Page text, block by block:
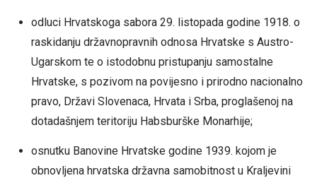
odluci Hrvatskoga sabora 29. listopada godine 1918. o
raskidanju državnopravnih odnosa Hrvatske s Austro-
Ugarskom te o istodobnu pristupanju samostalne
Hrvatske, s pozivom na povijesno i prirodno nacionalno
pravo, Državi Slovenaca, Hrvata i Srba, proglašenoj na
dotadašnjem teritoriju Habsburške Monarhije;
osnutku Banovine Hrvatske godine 1939. kojom je
obnovljena hrvatska državna samobitnost u Kraljevini